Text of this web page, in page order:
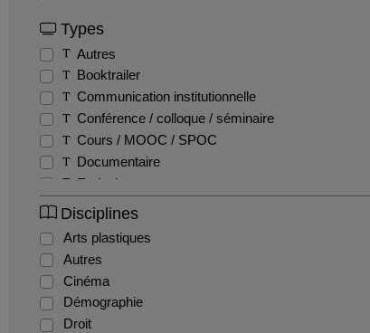
Types
Autres
Booktrailer
Communication institutionnelle
Conférence / colloque / séminaire
Cours / MOOC / SPOC
Documentaire
Emission
Entretien / Témoignage / Retour d'expérience
Fiction
Film pédagogique
Reportage
Disciplines
Arts plastiques
Autres
Cinéma
Démographie
Droit